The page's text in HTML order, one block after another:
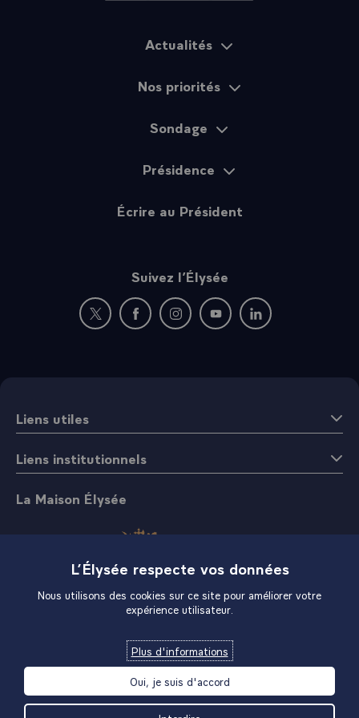
Actualités
Nos priorités
Sondage
Présidence
Écrire au Président
Suivez l’Élysée
Nouvelle fenêtre : rejoignez-nous sur Twitter
Nouvelle fenêtre : rejoignez-nous sur
Nouvelle fenêtre : rejoignez-nous
Nouvelle fenêtre :
Nouvelle fenêtre :
Liens utiles
Liens institutionnels
La Maison Élysée
L’Élysée respecte vos données
Nous utilisons des cookies sur ce site pour améliorer votre
expérience utilisateur.
Plus d'informations
Oui, je suis d'accord